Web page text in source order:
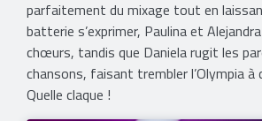
parfaitement du mixage tout en
batterie s’exprimer, Paulina et
chœurs, tandis que Daniela rugit les
chansons, faisant trembler l’Olympia à
Quelle claque !